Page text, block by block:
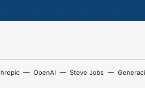
OpenAI Steve Jobs